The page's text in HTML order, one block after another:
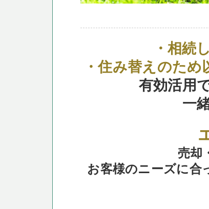
・相続
・住み替えのた
有効活用
一
売却
お客様のニーズに合